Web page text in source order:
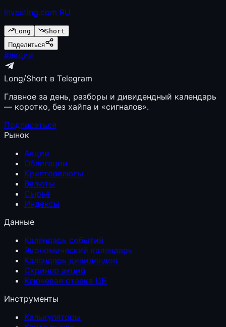
Investing.com RU
Long
Short
Поделиться
#акции
Long/Short в Telegram
Главное за день, разборы и дивидендный календарь
— коротко, без хайпа и «сигналов».
Подписаться
Рынок
Акции
Облигации
Криптовалюты
Валюты
Сырьё
Индексы
Данные
Календарь событий
Экономический календарь
Календарь дивидендов
Скринер акций
Ключевая ставка ЦБ
Инструменты
Калькуляторы